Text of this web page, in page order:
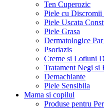
Ten Cuperozic
Piele cu Discromii
Piele Uscata
Piele Grasa
Dermatologice
Psoriazis
Creme si Lotiuni
Tratament Negi si
Demachiante
Piele Sensibila
Mama si copilul
Produse pentru